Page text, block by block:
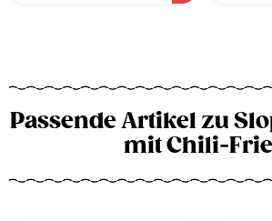
Passende Artikel zu
mit Chili-